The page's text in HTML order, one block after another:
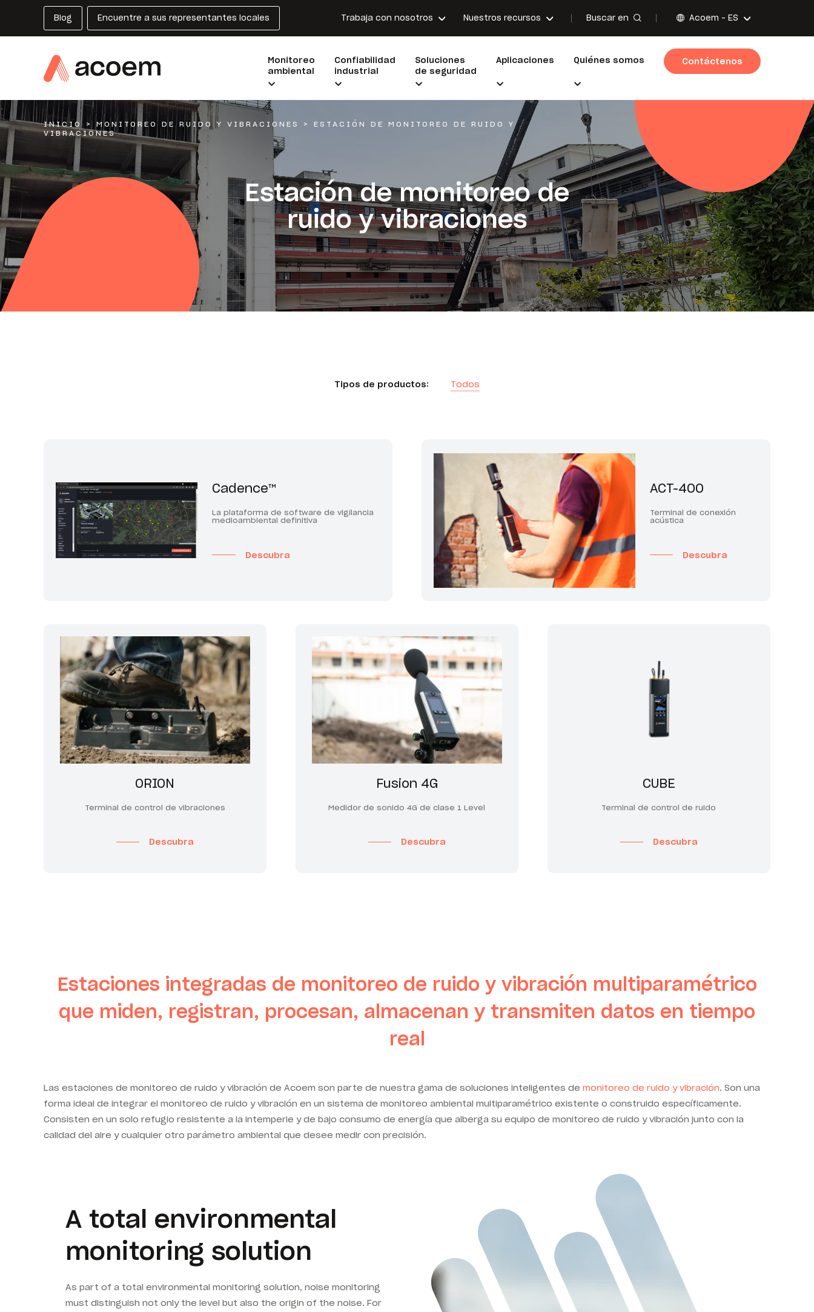
Blog Encuentre a sus representantes locales Trabaja con nosotros Nuestros recursos Buscar en Acoem - ES
Monitoreo
ambiental
Confiabilidad
industrial
Soluciones
de seguridad
Aplicaciones Quiénes somos Contáctenos
Estación de monitoreo de
ruido y vibraciones
INICIO >MONITOREO DE RUIDO Y VIBRACIONES > ESTACIÓN DE MONITOREO DE RUIDO Y
VIBRACIONES
Tipos de productos: Todos
Cadence™
La plataforma de software de vigilancia
medioambiental definitiva
Descubra
ACT-400
Terminal de conexión
acústica
Descubra
ORION
Terminal de control de vibraciones
Descubra
Fusion 4G
Medidor de sonido 4G de clase 1Level
Descubra
CUBE
Terminal de control de ruido
Descubra
Estaciones integradas de monitoreo de ruido y vibración multiparamétrico
que miden, registran, procesan, almacenan y transmiten datos en tiempo
real
Las estaciones de monitoreo de ruido y vibración de Acoem son parte de nuestra gama de soluciones inteligentes de monitoreo de ruido y vibración. Son una
forma ideal de integrar el monitoreo de ruido y vibración en un sistema de monitoreo ambiental multiparamétrico existente o construido específicamente.
Consisten en un solo refugio resistente a la intemperie y de bajo consumo de energía que alberga su equipo de monitoreo de ruido y vibración junto con la
calidad del aire y cualquier otro parámetro ambiental que desee medir con precisión.
A total environmental
monitoring solution
As part of a total environmental monitoring solution, noise monitoring
must distinguish not only the level but also the origin of the noise. For